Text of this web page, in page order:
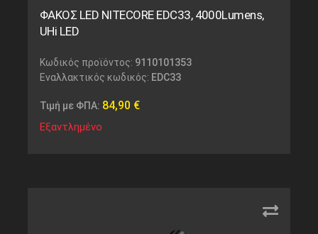
ΦΑΚΟΣ LED NITECORE EDC33, 4000Lumens,
UHi LED
Κωδικός προϊόντος: 9110101353
Εναλλακτικός κωδικός: EDC33
Τιμή με ΦΠΑ: 84,90 €
Εξαντλημένο